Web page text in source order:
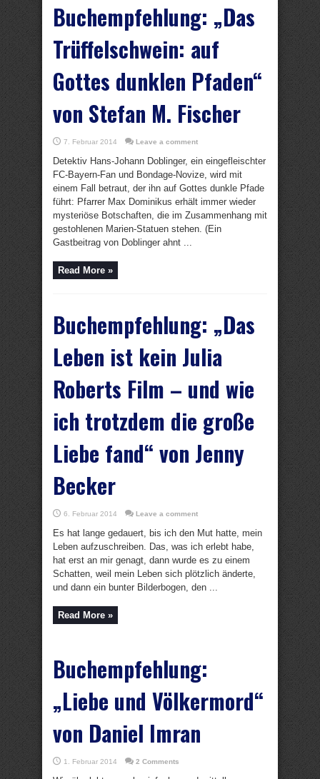
Buchempfehlung: „Das
Trüffelschwein: auf
Gottes dunklen Pfaden“
von Stefan M. Fischer
7. Februar 2014 Leave a comment
Detektiv Hans-Johann Doblinger, ein eingefleischter
FC-Bayern-Fan und Bondage-Novize, wird mit
einem Fall betraut, der ihn auf Gottes dunkle Pfade
führt: Pfarrer Max Dominikus erhält immer wieder
mysteriöse Botschaften, die im Zusammenhang mit
gestohlenen Marien-Statuen stehen. (Ein
Gastbeitrag von Doblinger ahnt ...
Read More »
Buchempfehlung: „Das
Leben ist kein Julia
Roberts Film – und wie
ich trotzdem die große
Liebe fand“ von Jenny
Becker
6. Februar 2014 Leave a comment
Es hat lange gedauert, bis ich den Mut hatte, mein
Leben aufzuschreiben. Das, was ich erlebt habe,
hat erst an mir genagt, dann wurde es zu einem
Schatten, weil mein Leben sich plötzlich änderte,
und dann ein bunter Bilderbogen, den ...
Read More »
Buchempfehlung:
„Liebe und Völkermord“
von Daniel Imran
1. Februar 2014 2 Comments